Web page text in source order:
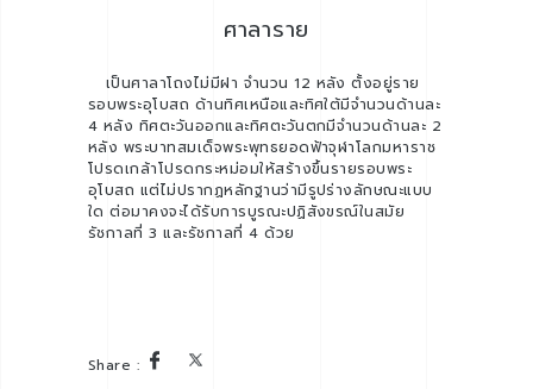
ศาลาราย
เป็นศาลาโถงไม่มีฝา จำนวน 12 หลัง ตั้งอยู่ราย
รอบพระอุโบสถ ด้านทิศเหนือและทิศใต้มีจำนวนด้านละ
4 หลัง ทิศตะวันออกและทิศตะวันตกมีจำนวนด้านละ 2
หลัง พระบาทสมเด็จพระพุทธยอดฟ้าจุฬาโลกมหาราช
โปรดเกล้าโปรดกระหม่อมให้สร้างขึ้นรายรอบพระ
อุโบสถ แต่ไม่ปรากฏหลักฐานว่ามีรูปร่างลักษณะแบบ
ใด ต่อมาคงจะได้รับการบูรณะปฏิสังขรณ์ในสมัย
รัชกาลที่ 3 และรัชกาลที่ 4 ด้วย